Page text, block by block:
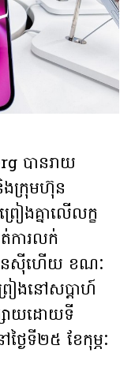
បានរាយ
ក្រុមហ៊ុន
ៀងគ្នាលើលក្ខ
ការលក់
នេស៊ីហើយ ខណៈ
ៀងនៅសប្តាហ៍
សាយដោយទី
ងៃទី២៥ ខែកុម្ភៈ